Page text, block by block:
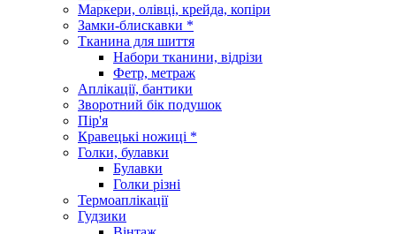
Маркери, олівці, крейда, копіри
Замки-блискавки *
Тканина для шиття
Набори тканини, відрізи
Фетр, метраж
Аплікації, бантики
Зворотний бік подушок
Пір'я
Кравецькі ножиці *
Голки, булавки
Булавки
Голки різні
Термоаплікації
Гудзики